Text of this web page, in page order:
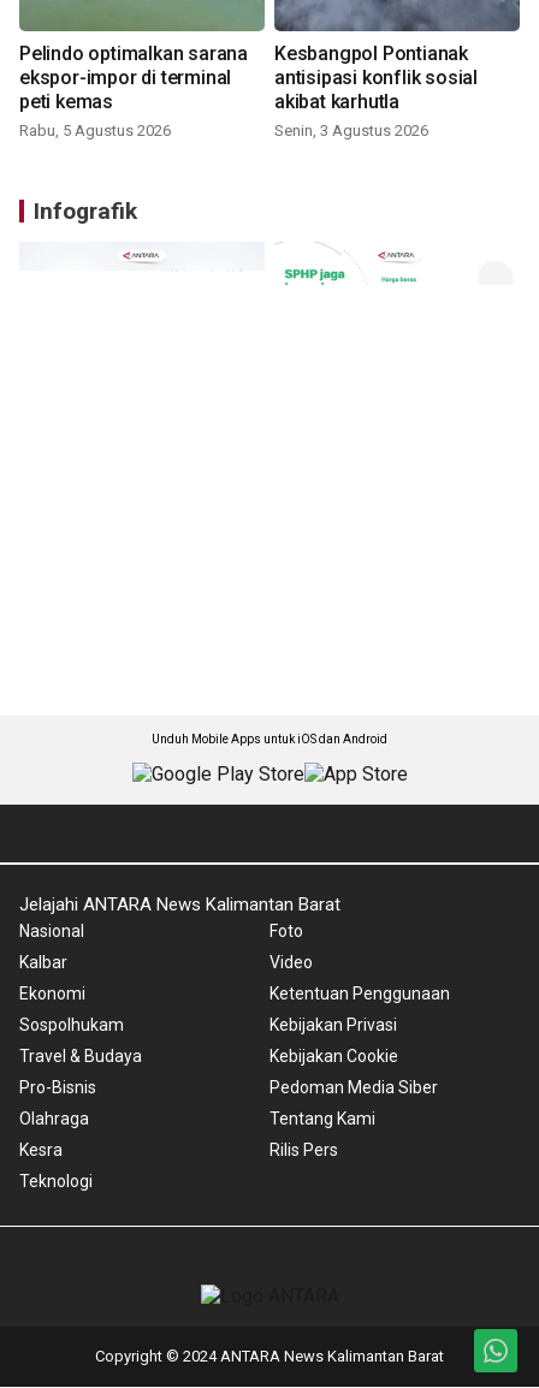
Pelindo optimalkan sarana
ekspor-impor di terminal
peti kemas
Rabu, 5 Agustus 2026
Kesbangpol Pontianak
antisipasi konflik sosial
akibat karhutla
Senin, 3 Agustus 2026
Infografik
Unduh Mobile Apps untuk iOS dan Android
Jelajahi ANTARA News Kalimantan Barat
Nasional
Kalbar
Ekonomi
Sospolhukam
Travel & Budaya
Pro-Bisnis
Olahraga
Kesra
Teknologi
Foto
Video
Ketentuan Penggunaan
Kebijakan Privasi
Kebijakan Cookie
Pedoman Media Siber
Tentang Kami
Rilis Pers
Copyright © 2024 ANTARA News Kalimantan Barat